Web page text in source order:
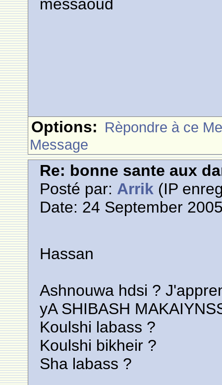
messaoud
Options: Rèpondre à ce
Message
Re: bonne sante aux
Posté par: Arrik (IP
Date: 24 September
Hassan
Ashnouwa hdsi ?
yA SHIBASH
Koulshi labass ?
Koulshi bikheir ?
Sha labass ?